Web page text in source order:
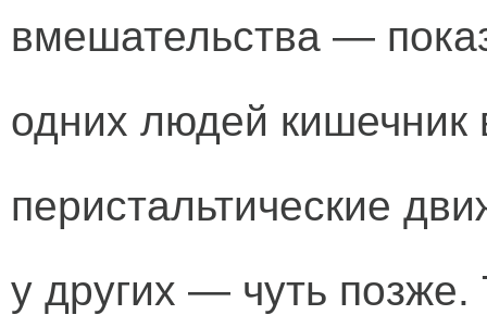
вмешательства —
одних людей кишечник
перистальтические
у других — чуть позже.